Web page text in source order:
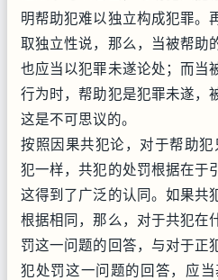
明帮助犯难以独立构成犯罪。
取独立性说，那么，当被帮助
也应当以犯罪未遂论处；而当
行为时，帮助犯是犯罪未遂，
这是不可思议的。
按照因果共犯论，对于帮助
犯一样，共犯的处罚根据在于
这得到了广泛的认同。如果共
根据相同，那么，对于共犯在
罚这一问题的回答，与对于正
犯处罚这一问题的回答，应